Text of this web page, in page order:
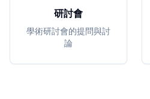
研討會
學術研討會的提問與討
論